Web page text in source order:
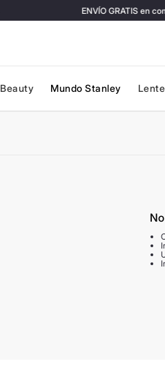
ENVÍO GRATIS en
Beauty Mundo Stanley